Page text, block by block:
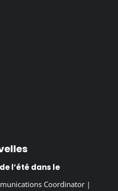
l’été dans le
Coordinator|